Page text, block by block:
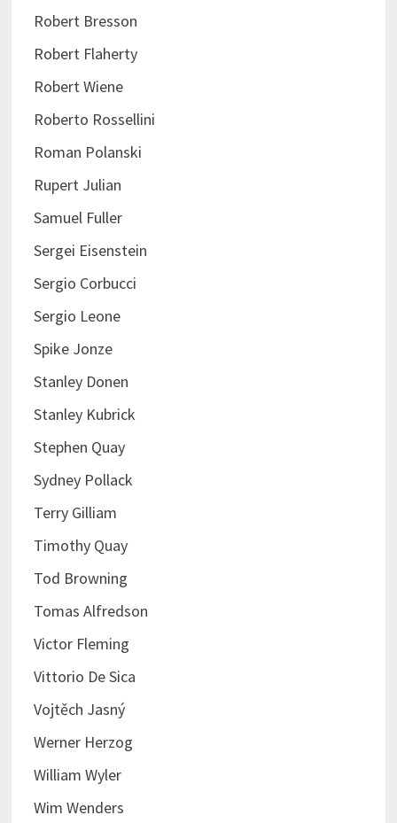
Robert Bresson
Robert Flaherty
Robert Wiene
Roberto Rossellini
Roman Polanski
Rupert Julian
Samuel Fuller
Sergei Eisenstein
Sergio Corbucci
Sergio Leone
Spike Jonze
Stanley Donen
Stanley Kubrick
Stephen Quay
Sydney Pollack
Terry Gilliam
Timothy Quay
Tod Browning
Tomas Alfredson
Victor Fleming
Vittorio De Sica
Vojtěch Jasný
Werner Herzog
William Wyler
Wim Wenders